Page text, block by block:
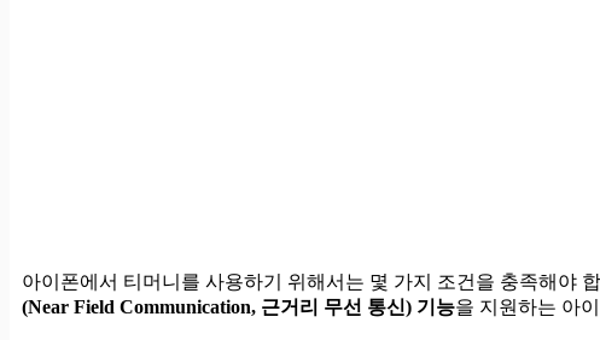
아이폰에서 티머니를 사용하기 위해서는 몇 가지 조건을 충족해야
(Near Field Communication, 근거리 무선 통신) 기능을 지원하는 아